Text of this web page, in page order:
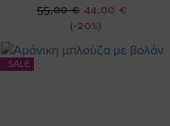
(-20%)
Ειδική
Τιμή
44,00 €
55,00 €
SALE